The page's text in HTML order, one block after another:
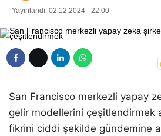
Yayınlandı: 02.12.2024 - 22:00
San Francisco merkezli yapay
gelir modellerini çeşitlendirmek
fikrini ciddi şekilde gündemine